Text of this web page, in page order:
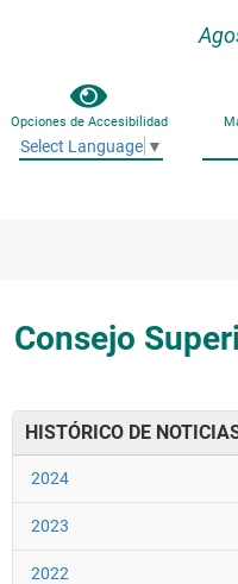
Opciones de Accesibilidad
Select Language ▼
Consejo
HISTÓRICO DE
2024
2023
2022